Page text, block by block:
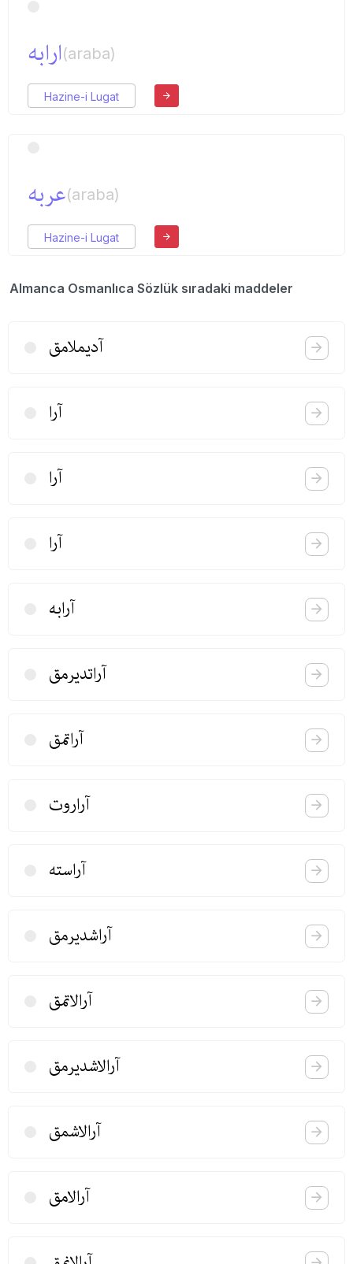
ارابه(araba)
Hazine-i Lugat
عربه(araba)
Hazine-i Lugat
Almanca Osmanlıca Sözlük sıradaki maddeler
آدیملامق
آرا
آرا
آرا
آرابه
آراتدیرمق
آراتمق
آراروت
آراسته
آراشدیرمق
آرالاتمق
آرالاشدیرمق
آرالاشمق
آرالامق